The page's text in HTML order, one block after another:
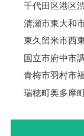
千代田区港区
清瀬市東大和
東久留米市西
国立市府中市
青梅市羽村市
瑞穂町奥多摩